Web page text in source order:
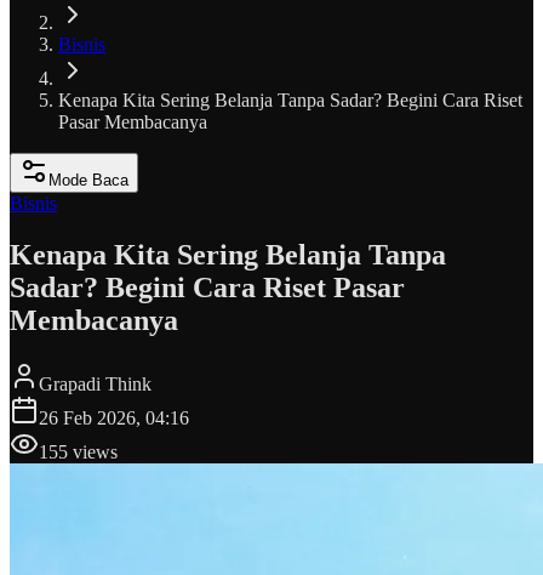
Bisnis
Kenapa Kita Sering Belanja Tanpa Sadar? Begini Cara Riset
Pasar Membacanya
Mode Baca
Bisnis
Kenapa Kita Sering Belanja Tanpa
Sadar? Begini Cara Riset Pasar
Membacanya
Grapadi Think
26 Feb 2026, 04:16
155 views